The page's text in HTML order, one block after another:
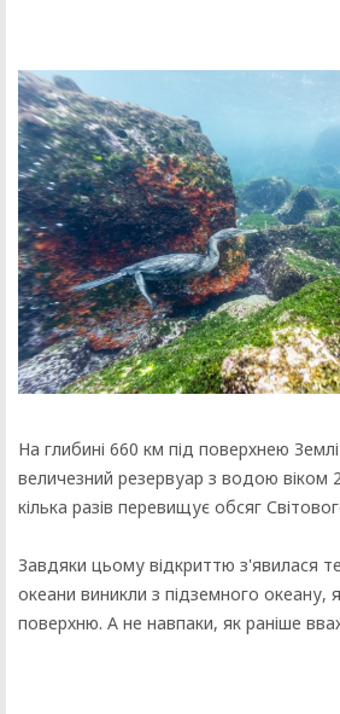
На глибині 660 км під поверхнею
величезний резервуар з водою віком
кілька разів перевищує обсяг
Завдяки цьому відкриттю з'явилася
океани виникли з підземного океану,
поверхню. А не навпаки, як раніше